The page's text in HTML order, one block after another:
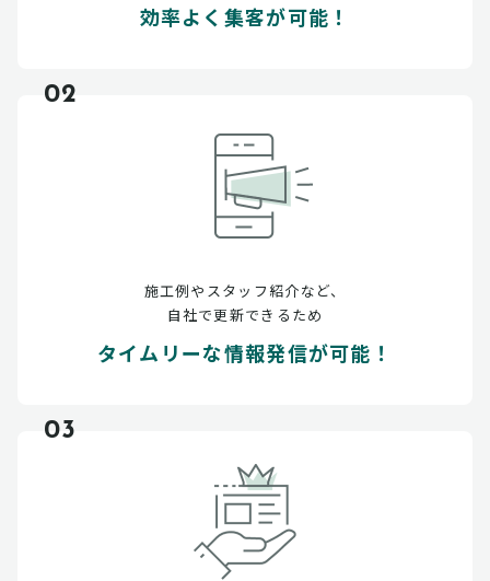
効率よく集客が可能！
02
施工例やスタッフ紹介など、
自社で更新できるため
タイムリーな情報発信が可能！
03